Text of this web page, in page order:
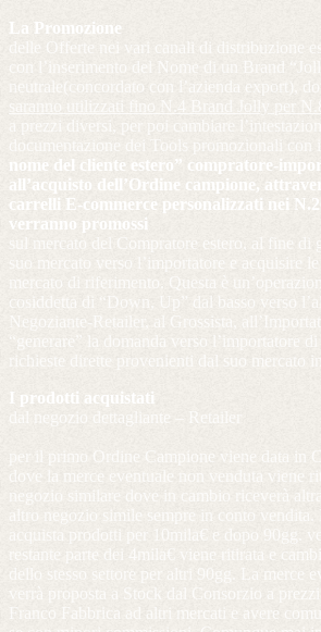
La Promozione
delle Offerte nei vari canali di distribuzione
con l’inserimento del Nome di un Brand
neutrale(concordato con l’azienda export),
saranno utilizzati fino N.4 Brand Jolly per
a prezzi diversi, per poi cambiare
documentazione dei Tools promozionali con il
nome del cliente estero” compratore-
all’acquisto dell’Ordine campione,
carrelli E-commerce personalizzati nei
verranno promossi
sul mercato del Compratore estero, al fine di
suo mercato verso l’importatore e acquisire
mercato di riferimento. Questa è
cosiddetta di “Down, Up” dal basso verso
Negoziante-Retailer, al Grossista,
“generare” la domanda verso l’importatore
richieste dirette provenienti dal suo mercato
I prodotti acquistati
dal negozio dettagliante – Retailer
per il primo Ordine Campione viene data in
dove la merce eventuale non venduta viene
negozio similare dove in cambio riceverà
altro negozio simile sempre in conto vendita.
acquista prodotti per 10mila€ e dopo 90gg.
restante parte dei 4mila€ viene ritirata e
dello stesso settore per altri 90gg. La merce
verrà proposta a Stock dal Consorzio a
Franco Fabbrica ad altri mercati e avere